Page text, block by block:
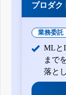
プロダク
業務委託
MLと
まで
落と